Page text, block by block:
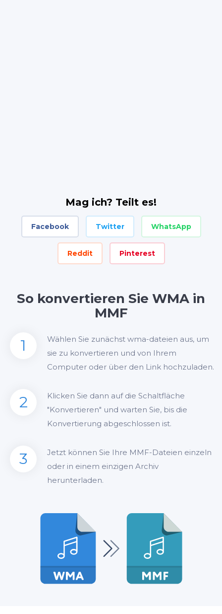
Mag ich? Teilt es!
Facebook Twitter WhatsApp
Reddit Pinterest
So konvertieren Sie WMA in
MMF
1
Wählen Sie zunächst wma-dateien aus, um
sie zu konvertieren und von Ihrem
Computer oder über den Link hochzuladen.
2
Klicken Sie dann auf die Schaltfläche
"Konvertieren" und warten Sie, bis die
Konvertierung abgeschlossen ist.
3
Jetzt können Sie Ihre MMF-Dateien einzeln
oder in einem einzigen Archiv
herunterladen.